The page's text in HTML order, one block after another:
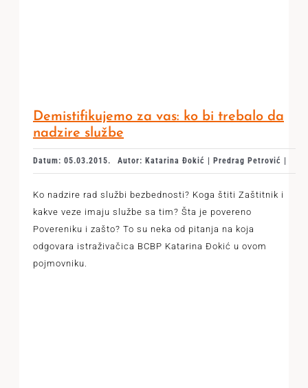
Demistifikujemo za vas: ko bi trebalo da
nadzire službe
Datum: 05.03.2015. Autor: Katarina Đokić | Predrag Petrović |
Ko nadzire rad službi bezbednosti? Koga štiti Zaštitnik i
kakve veze imaju službe sa tim? Šta je povereno
Povereniku i zašto? To su neka od pitanja na koja
odgovara istraživačica BCBP Katarina Đokić u ovom
pojmovniku.